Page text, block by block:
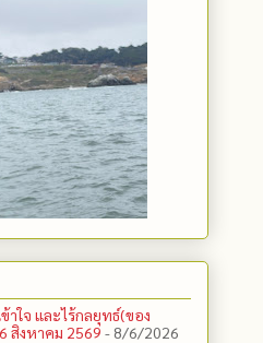
าใจ และไร้กลยุทธ์(ของ
สิงหาคม 2569 - 8/6/2026